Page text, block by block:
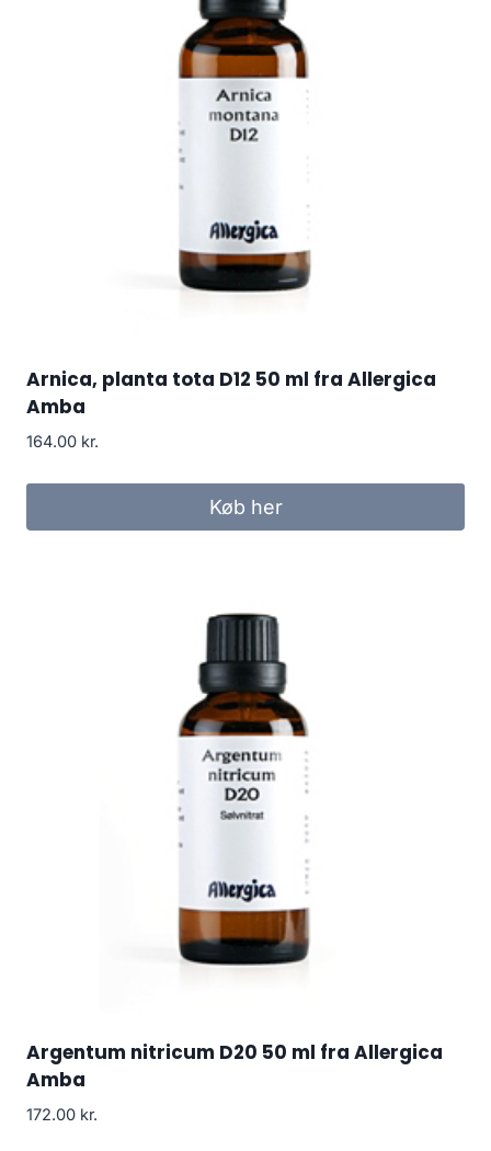
Arnica, planta tota D12 50 ml fra Allergica
Amba
164.00 kr.
Køb her
Argentum nitricum D20 50 ml fra Allergica
Amba
172.00 kr.